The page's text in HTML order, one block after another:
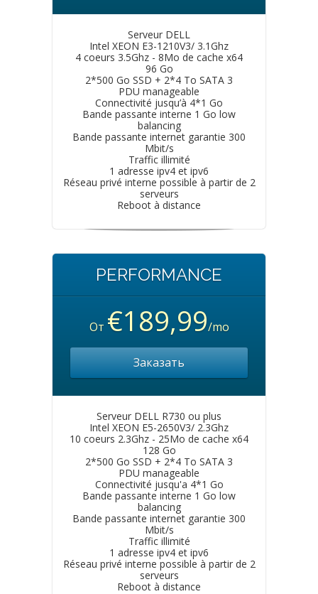
Serveur DELL
Intel XEON E3-1210V3/ 3.1Ghz
4 coeurs 3.5Ghz - 8Mo de cache x64
96 Go
2*500 Go SSD + 2*4 To SATA 3
PDU manageable
Connectivité jusqu’à 4*1 Go
Bande passante interne 1 Go low
balancing
Bande passante internet garantie 300
Mbit/s
Traffic illimité
1 adresse ipv4 et ipv6
Réseau privé interne possible à partir de 2
serveurs
Reboot à distance
PERFORMANCE
От €189,99/mo
Заказать
Serveur DELL R730 ou plus
Intel XEON E5-2650V3/ 2.3Ghz
10 coeurs 2.3Ghz - 25Mo de cache x64
128 Go
2*500 Go SSD + 2*4 To SATA 3
PDU manageable
Connectivité jusqu'a 4*1 Go
Bande passante interne 1 Go low
balancing
Bande passante internet garantie 300
Mbit/s
Traffic illimité
1 adresse ipv4 et ipv6
Réseau privé interne possible à partir de 2
serveurs
Reboot à distance